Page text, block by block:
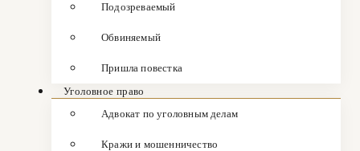
Подозреваемый
Обвиняемый
Пришла повестка
Уголовное право
Адвокат по уголовным делам
Кражи и мошенничество